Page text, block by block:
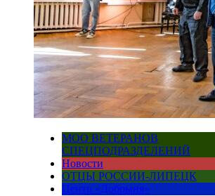
МОО ВЕТЕРАНОВ
СПЕЦПОДРАЗДЕЛЕНИЙ
Новости
ОТЦЫ РОССИИ-ЛИПЕЦК
Центр «Добрыня»